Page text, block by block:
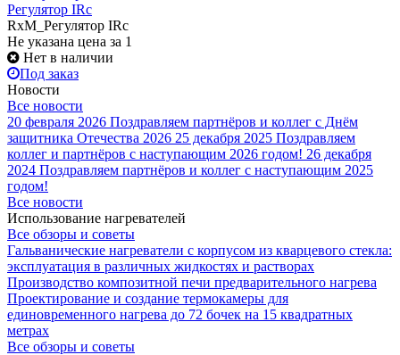
Регулятор IRc
RxM_Регулятор IRc
Не указана цена за 1
Нет в наличии
Под заказ
Новости
Все новости
20 февраля 2026 Поздравляем партнёров и коллег с Днём
защитника Отечества 2026 25 декабря 2025 Поздравляем
коллег и партнёров с наступающим 2026 годом! 26 декабря
2024 Поздравляем партнёров и коллег с наступающим 2025
годом!
Все новости
Использование нагревателей
Все обзоры и советы
Гальванические нагреватели с корпусом из кварцевого стекла:
эксплуатация в различных жидкостях и растворах
Производство композитной печи предварительного нагрева
Проектирование и создание термокамеры для
единовременного нагрева до 72 бочек на 15 квадратных
метрах
Все обзоры и советы